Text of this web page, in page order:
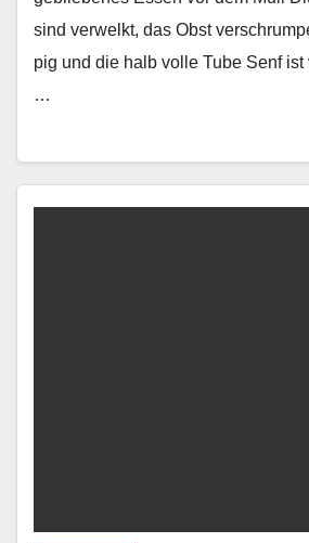
sind ver­welkt, das Obst
pig und die halb volle Tube Senf
…